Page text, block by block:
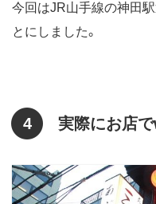
今回はJR山手線の神田
とにしました。
4 実際にお店